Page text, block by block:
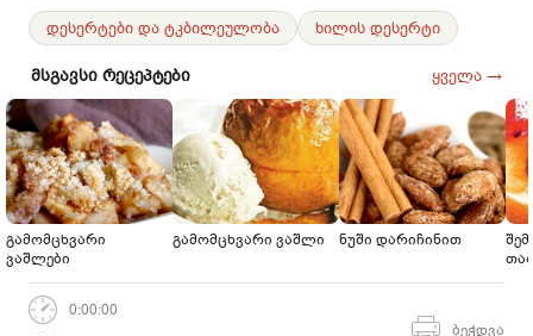
დესერტები და ტკბილეულობა ხილის დესერტი
მსგავსი რეცეპტები ყველა →
გამომცხვარი
ვაშლები
გამომცხვარი ვაშლი ნუში დარიჩინით
0:00:00
ბეჭდვა